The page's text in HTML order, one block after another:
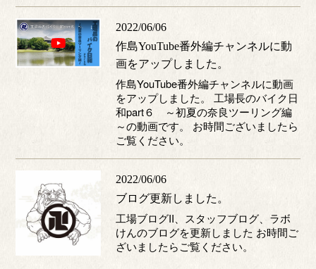
2022/06/06
作島YouTube番外編チャンネルに動
画をアップしました。
作島YouTube番外編チャンネルに動画
をアップしました。 工場長のバイク日
和part６ ～初夏の奈良ツーリング編
～の動画です。 お時間ございましたら
ご覧ください。
2022/06/06
ブログ更新しました。
工場ブログII、スタッフブログ、ラボ
けんのブログを更新しました お時間ご
ざいましたらご覧ください。